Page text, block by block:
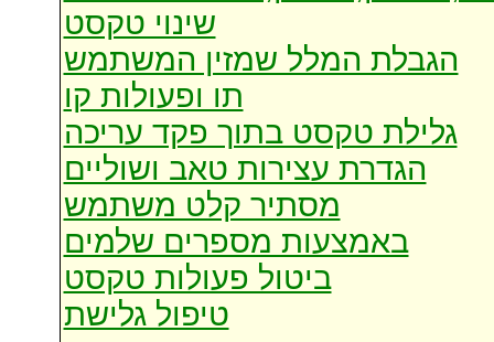
שינוי טקסט
הגבלת המלל שמזין המשתמש
תו ופעולות קו
גלילת טקסט בתוך פקד עריכה
הגדרת עצירות טאב ושוליים
מסתיר קלט משתמש
באמצעות מספרים שלמים
ביטול פעולות טקסט
טיפול גלישת